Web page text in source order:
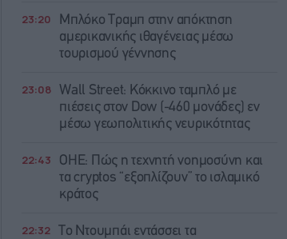
23:20
Μπλόκο Τραμπ στην απόκτηση
αμερικανικής ιθαγένειας μέσω
τουρισμού γέννησης
23:08
Wall Street: Κόκκινο ταμπλό με
πιέσεις στον Dow (-460 μονάδες) εν
μέσω γεωπολιτικής νευρικότητας
22:43
ΟΗΕ: Πώς η τεχνητή νοημοσύνη και
τα cryptos “εξοπλίζουν” το ισλαμικό
κράτος
22:32
Το Ντουμπάι εντάσσει τα